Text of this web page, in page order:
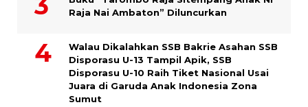
Raja Nai Ambaton” Diluncurkan
Walau Dikalahkan SSB Bakrie Asahan SSB
Disporasu U-13 Tampil Apik, SSB
Disporasu U-10 Raih Tiket Nasional Usai
Juara di Garuda Anak Indonesia Zona
Sumut